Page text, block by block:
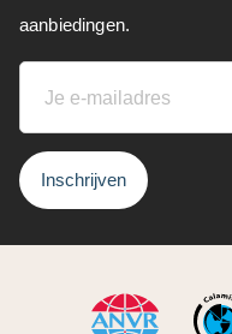
aanbiedingen.
Inschrijven